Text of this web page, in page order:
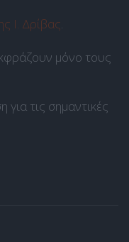
Ι. Δρίβας.
μόνο τους
τις σημαντικές